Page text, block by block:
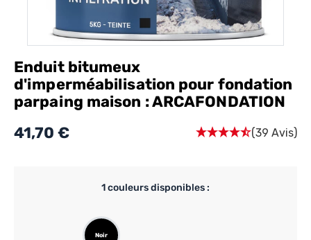
Enduit bitumeux
d'imperméabilisation pour fondation
parpaing maison : ARCAFONDATION
41,70 €
(39 Avis)
1couleurs disponibles :
Noir